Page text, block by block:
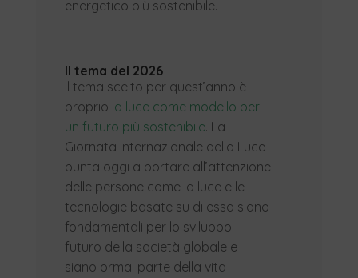
energetico più sostenibile.
Il tema del 2026
Il tema scelto per quest’anno è
proprio la luce come modello per
un futuro più sostenibile. La
Giornata Internazionale della Luce
punta oggi a portare all’attenzione
delle persone come la luce e le
tecnologie basate su di essa siano
fondamentali per lo sviluppo
futuro della società globale e
siano ormai parte della vita